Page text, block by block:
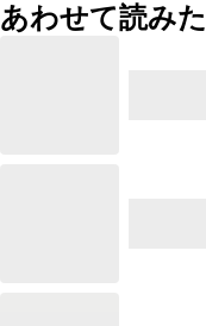
あわせて読み